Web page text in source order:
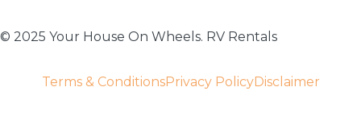
©️ 2025 Your House On Wheels. RV Rentals
Terms & ConditionsPrivacy PolicyDisclaimer